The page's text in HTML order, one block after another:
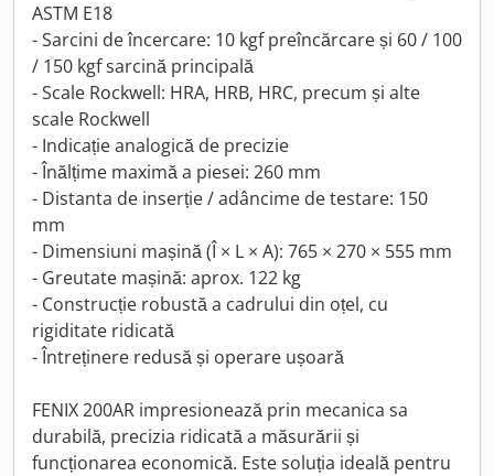
ASTM E18
- Sarcini de încercare: 10 kgf preîncărcare și 60 / 100
/ 150 kgf sarcină principală
- Scale Rockwell: HRA, HRB, HRC, precum și alte
scale Rockwell
- Indicație analogică de precizie
- Înălțime maximă a piesei: 260 mm
- Distanta de inserție / adâncime de testare: 150
mm
- Dimensiuni mașină (Î × L × A): 765 × 270 × 555 mm
- Greutate mașină: aprox. 122 kg
- Construcție robustă a cadrului din oțel, cu
rigiditate ridicată
- Întreținere redusă și operare ușoară
FENIX 200AR impresionează prin mecanica sa
durabilă, precizia ridicată a măsurării și
funcționarea economică. Este soluția ideală pentru